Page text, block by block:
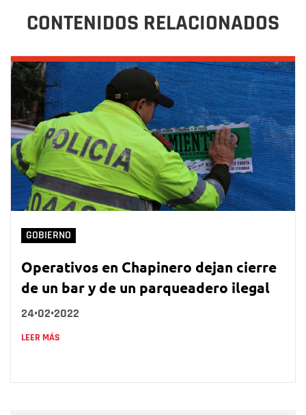
CONTENIDOS RELACIONADOS
GOBIERNO
Operativos en Chapinero dejan cierre
de un bar y de un parqueadero ilegal
24•02•2022
LEER MÁS